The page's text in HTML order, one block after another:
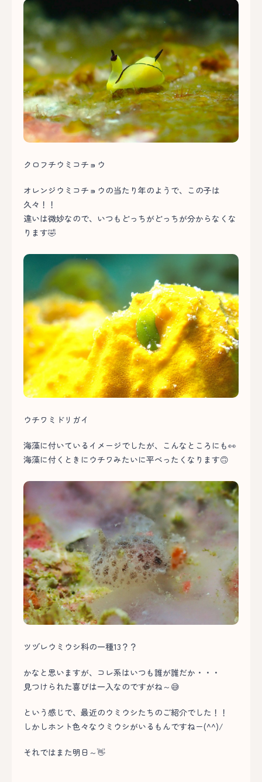
クロフチウミコチョウ
オレンジウミコチョウの当たり年のようで、この子は
久々！！
違いは微妙なので、いつもどっちがどっちが分からなくな
ります🤣
ウチワミドリガイ
海藻に付いているイメージでしたが、こんなところにも👀
海藻に付くときにウチワみたいに平べったくなります🙃
ツヅレウミウシ科の一種13？？
かなと思いますが、コレ系はいつも誰が誰だか・・・
見つけられた喜びは一入なのですがね～😅
という感じで、最近のウミウシたちのご紹介でした！！
しかしホント色々なウミウシがいるもんですねー(^^)/
それではまた明日～👋